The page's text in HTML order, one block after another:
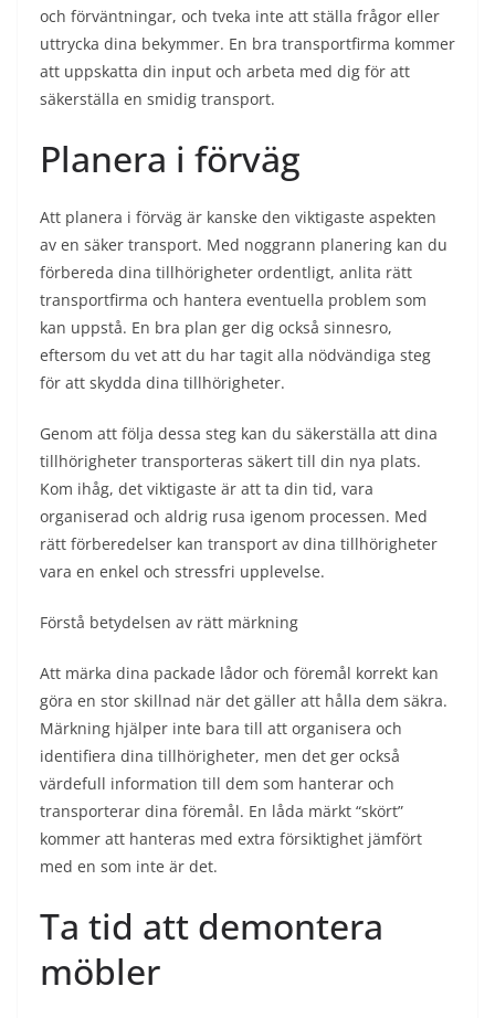
och förväntningar, och tveka inte att ställa frågor eller
uttrycka dina bekymmer. En bra transportfirma kommer
att uppskatta din input och arbeta med dig för att
säkerställa en smidig transport.
Planera i förväg
Att planera i förväg är kanske den viktigaste aspekten
av en säker transport. Med noggrann planering kan du
förbereda dina tillhörigheter ordentligt, anlita rätt
transportfirma och hantera eventuella problem som
kan uppstå. En bra plan ger dig också sinnesro,
eftersom du vet att du har tagit alla nödvändiga steg
för att skydda dina tillhörigheter.
Genom att följa dessa steg kan du säkerställa att dina
tillhörigheter transporteras säkert till din nya plats.
Kom ihåg, det viktigaste är att ta din tid, vara
organiserad och aldrig rusa igenom processen. Med
rätt förberedelser kan transport av dina tillhörigheter
vara en enkel och stressfri upplevelse.
Förstå betydelsen av rätt märkning
Att märka dina packade lådor och föremål korrekt kan
göra en stor skillnad när det gäller att hålla dem säkra.
Märkning hjälper inte bara till att organisera och
identifiera dina tillhörigheter, men det ger också
värdefull information till dem som hanterar och
transporterar dina föremål. En låda märkt “skört”
kommer att hanteras med extra försiktighet jämfört
med en som inte är det.
Ta tid att demontera
möbler